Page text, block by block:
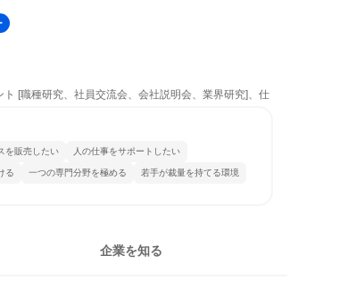
[職種研究、社員交流会、会社説明会、業界研究]、仕
を販売したい 人の仕事をサポートしたい
る 一つの専門分野を極める 若手が裁量を持てる環境
企業を知る